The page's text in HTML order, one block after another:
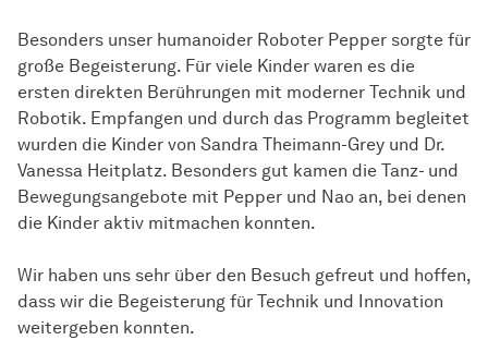
Besonders unser humanoider Roboter Pepper sorgte für
große Begeisterung. Für viele Kinder waren es die
ersten direkten Berührungen mit moderner Technik und
Robotik. Empfangen und durch das Programm begleitet
wurden die Kinder von Sandra Theimann-Grey und Dr.
Vanessa Heitplatz. Besonders gut kamen die Tanz- und
Bewegungsangebote mit Pepper und Nao an, bei denen
die Kinder aktiv mitmachen konnten.
Wir haben uns sehr über den Besuch gefreut und hoffen,
dass wir die Begeisterung für Technik und Innovation
weitergeben konnten.